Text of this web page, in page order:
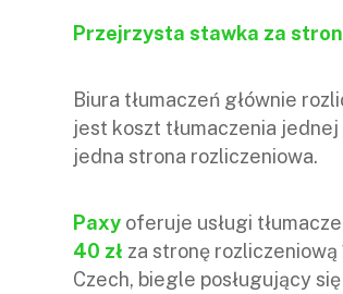
Przejrzysta stawka za
Biura tłumaczeń głównie
jest koszt tłumaczenia
jedna strona rozliczeniowa.
Paxy oferuje usługi
40 zł za stronę rozliczeniową
Czech, biegle posługujący